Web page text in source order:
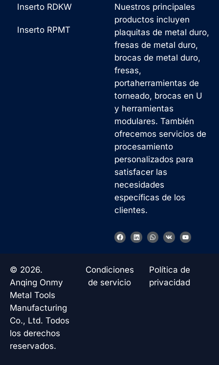
Nuestros principales
productos incluyen
plaquitas de metal duro,
fresas de metal duro,
brocas de metal duro,
fresas,
portaherramientas de
torneado, brocas en U
y herramientas
modulares. También
ofrecemos servicios de
procesamiento
personalizados para
satisfacer las
necesidades
específicas de los
clientes.
F
a
o
L
i
W
h
a
p
V
k
Y
o
b
e
Inserto RDKW
Inserto RPMT
© 2026.
Anqing Onmy
Metal Tools
Manufacturing
Co., Ltd. Todos
los derechos
reservados.
Condiciones
de servicio
Política de
privacidad